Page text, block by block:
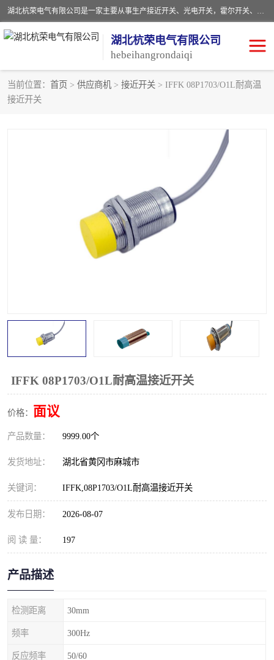
湖北杭荣电气有限公司是一家主要从事生产接近开关、光电开关，霍尔开关、两级跑偏开关、双向拉绳开关、速度监测器、皮带打滑开关、阻旋式料位开关、皮带纵向撕裂开关、溜槽堵塞开关、声光报警器、矿用磁性井筒开关等，主营行业：电气设备、仪器仪表制造, 高低压电器，成套电气设备，矿用防爆机电设备，皮带机综合保护系统，防爆电器，传感器，工矿配件，电器配件，自动化工业机器人的研发，制造，加工销售。
湖北杭荣电气有限公司
hebeihangrondaiqi
当前位置： 首页 > 供应商机 > 接近开关 > IFFK 08P1703/O1L耐高温
接近开关
IFFK 08P1703/O1L耐高温接近开关
价格： 面议
产品数量： 9999.00个
发货地址： 湖北省黄冈市麻城市
关键词： IFFK,08P1703/O1L耐高温接近开关
发布日期： 2026-08-07
阅 读 量： 197
产品描述
检测距离 30mm
频率 300Hz
反应频率 50/60
阻旋料位开关
滑线指示灯
光电开关
溜槽堵塞检测开关
限位开关 速度检测器
速度传感器
微电脑超速开关